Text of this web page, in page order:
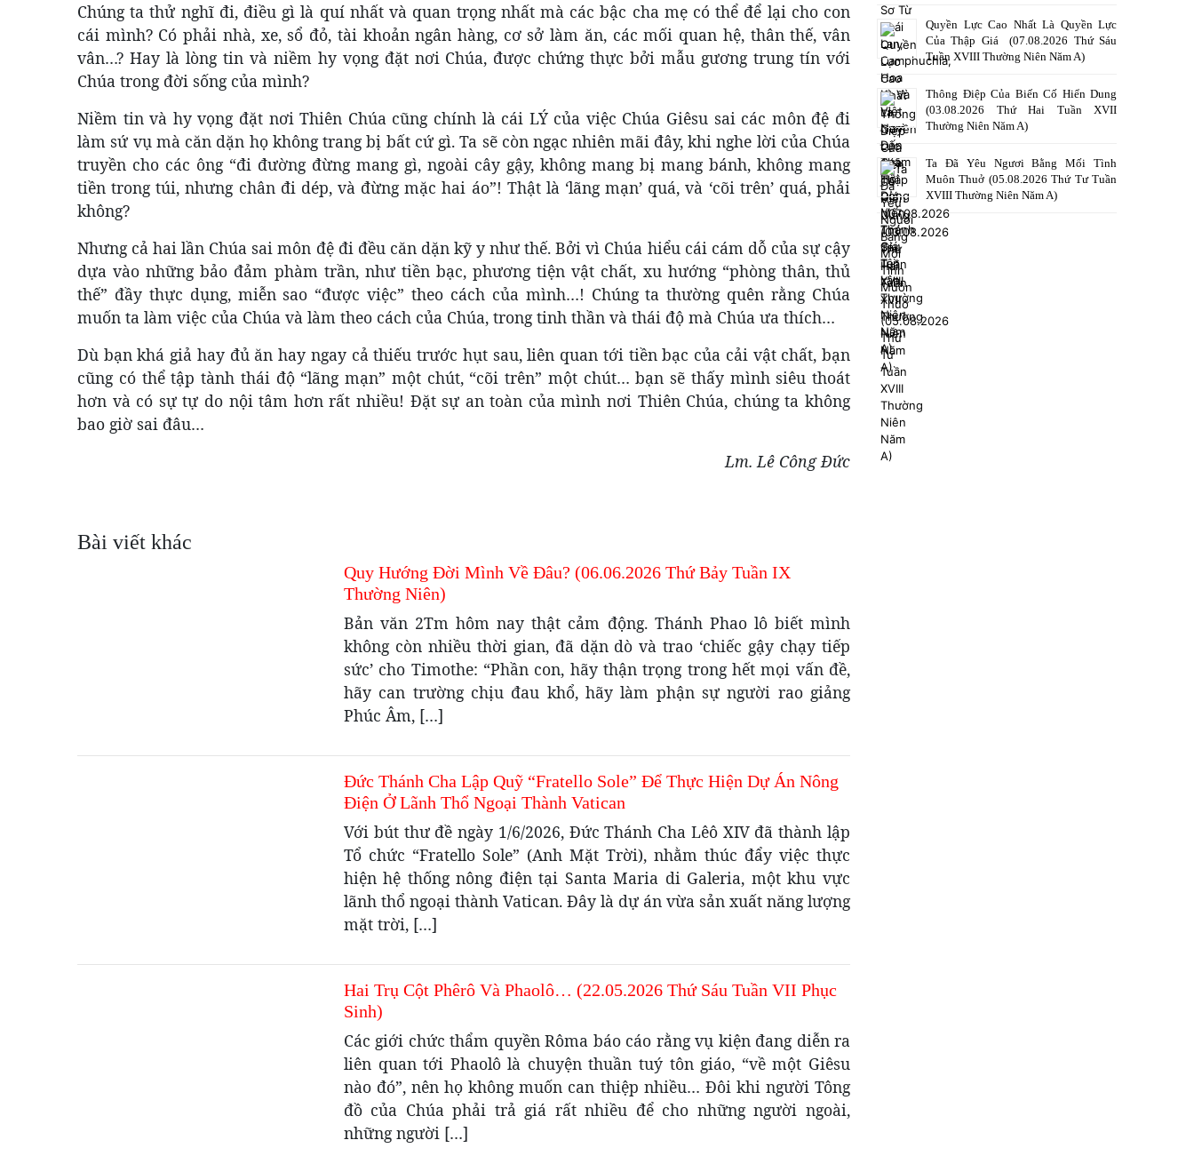
Chúng ta thử nghĩ đi, điều gì là quí nhất và quan trọng nhất mà các bậc cha mẹ có thể để lại cho con
cái mình? Có phải nhà, xe, sổ đỏ, tài khoản ngân hàng, cơ sở làm ăn, các mối quan hệ, thân thế, vân
vân…? Hay là lòng tin và niềm hy vọng đặt nơi Chúa, được chứng thực bởi mẫu gương trung tín với
Chúa trong đời sống của mình?
Niềm tin và hy vọng đặt nơi Thiên Chúa cũng chính là cái LÝ của việc Chúa Giêsu sai các môn đệ đi
làm sứ vụ mà căn dặn họ không trang bị bất cứ gì. Ta sẽ còn ngạc nhiên mãi đây, khi nghe lời của Chúa
truyền cho các ông “đi đường đừng mang gì, ngoài cây gậy, không mang bị mang bánh, không mang
tiền trong túi, nhưng chân đi dép, và đừng mặc hai áo”! Thật là ‘lãng mạn’ quá, và ‘cõi trên’ quá, phải
không?
Nhưng cả hai lần Chúa sai môn đệ đi đều căn dặn kỹ y như thế. Bởi vì Chúa hiểu cái cám dỗ của sự cậy
dựa vào những bảo đảm phàm trần, như tiền bạc, phương tiện vật chất, xu hướng “phòng thân, thủ
thế” đầy thực dụng, miễn sao “được việc” theo cách của mình…! Chúng ta thường quên rằng Chúa
muốn ta làm việc của Chúa và làm theo cách của Chúa, trong tinh thần và thái độ mà Chúa ưa thích…
Dù bạn khá giả hay đủ ăn hay ngay cả thiếu trước hụt sau, liên quan tới tiền bạc của cải vật chất, bạn
cũng có thể tập tành thái độ “lãng mạn” một chút, “cõi trên” một chút… bạn sẽ thấy mình siêu thoát
hơn và có sự tự do nội tâm hơn rất nhiều! Đặt sự an toàn của mình nơi Thiên Chúa, chúng ta không
bao giờ sai đâu…
Lm. Lê Công Đức
Bài viết khác
Quy Hướng Đời Mình Về Đâu? (06.06.2026 Thứ Bảy Tuần IX
Thường Niên)
Bản văn 2Tm hôm nay thật cảm động. Thánh Phao lô biết mình
không còn nhiều thời gian, đã dặn dò và trao ‘chiếc gậy chạy tiếp
sức’ cho Timothe: “Phần con, hãy thận trọng trong hết mọi vấn đề,
hãy can trường chịu đau khổ, hãy làm phận sự người rao giảng
Phúc Âm, […]
Đức Thánh Cha Lập Quỹ “Fratello Sole” Để Thực Hiện Dự Án Nông
Điện Ở Lãnh Thổ Ngoại Thành Vatican
Với bút thư đề ngày 1/6/2026, Đức Thánh Cha Lêô XIV đã thành lập
Tổ chức “Fratello Sole” (Anh Mặt Trời), nhằm thúc đẩy việc thực
hiện hệ thống nông điện tại Santa Maria di Galeria, một khu vực
lãnh thổ ngoại thành Vatican. Đây là dự án vừa sản xuất năng lượng
mặt trời, […]
Hai Trụ Cột Phêrô Và Phaolô… (22.05.2026 Thứ Sáu Tuần VII Phục
Sinh)
Các giới chức thẩm quyền Rôma báo cáo rằng vụ kiện đang diễn ra
liên quan tới Phaolô là chuyện thuần tuý tôn giáo, “về một Giêsu
nào đó”, nên họ không muốn can thiệp nhiều… Đôi khi người Tông
đồ của Chúa phải trả giá rất nhiều để cho những người ngoài,
những người […]
Quyền Lực Cao Nhất Là Quyền Lực
Của Thập Giá (07.08.2026 Thứ Sáu
Tuần XVIII Thường Niên Năm A)
Thông Điệp Của Biến Cố Hiển Dung
(03.08.2026 Thứ Hai Tuần XVII
Thường Niên Năm A)
Ta Đã Yêu Ngươi Bằng Mối Tình
Muôn Thuở (05.08.2026 Thứ Tư Tuần
XVIII Thường Niên Năm A)